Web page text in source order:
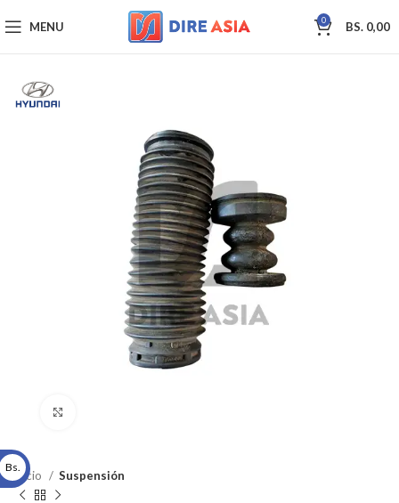
MENU 0 BS. 0,00
Inicio Suspensión
Bs.